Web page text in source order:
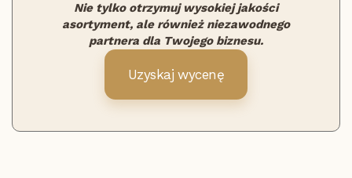
Nie tylko otrzymuj wysokiej jakości
asortyment, ale również niezawodnego
partnera dla Twojego biznesu.
Uzyskaj wycenę